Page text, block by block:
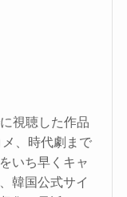
視聴した作品
、時代劇まで
いち早くキャ
韓国公式サイ